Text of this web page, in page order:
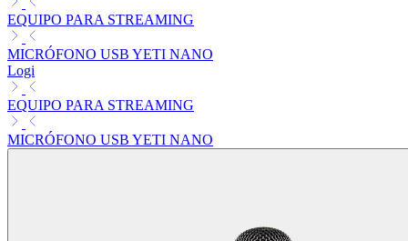
EQUIPO PARA STREAMING
MICRÓFONO USB YETI NANO
Logi
EQUIPO PARA STREAMING
MICRÓFONO USB YETI NANO